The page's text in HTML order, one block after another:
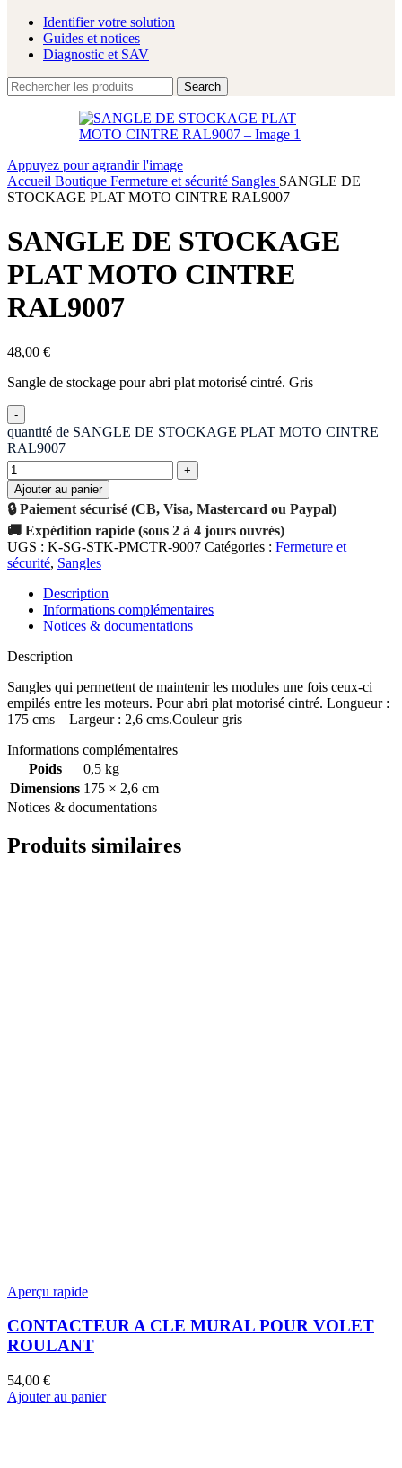
Identifier votre solution
Guides et notices
Diagnostic et SAV
Search
Appuyez pour agrandir l'image
Accueil Boutique Fermeture et sécurité Sangles SANGLE DE
STOCKAGE PLAT MOTO CINTRE RAL9007
SANGLE DE STOCKAGE
PLAT MOTO CINTRE
RAL9007
48,00 €
Sangle de stockage pour abri plat motorisé cintré. Gris
quantité de SANGLE DE STOCKAGE PLAT MOTO CINTRE
RAL9007
Ajouter au panier
🔒 Paiement sécurisé (CB, Visa, Mastercard ou Paypal)
🚚 Expédition rapide (sous 2 à 4 jours ouvrés)
UGS : K-SG-STK-PMCTR-9007 Catégories : Fermeture et
sécurité, Sangles
Description
Informations complémentaires
Notices & documentations
Description
Sangles qui permettent de maintenir les modules une fois ceux-ci
empilés entre les moteurs. Pour abri plat motorisé cintré. Longueur :
175 cms – Largeur : 2,6 cms.Couleur gris
Informations complémentaires
Poids
0,5 kg
Dimensions 175 × 2,6 cm
Notices & documentations
Produits similaires
Aperçu rapide
CONTACTEUR A CLE MURAL POUR VOLET
ROULANT
54,00 €
Ajouter au panier